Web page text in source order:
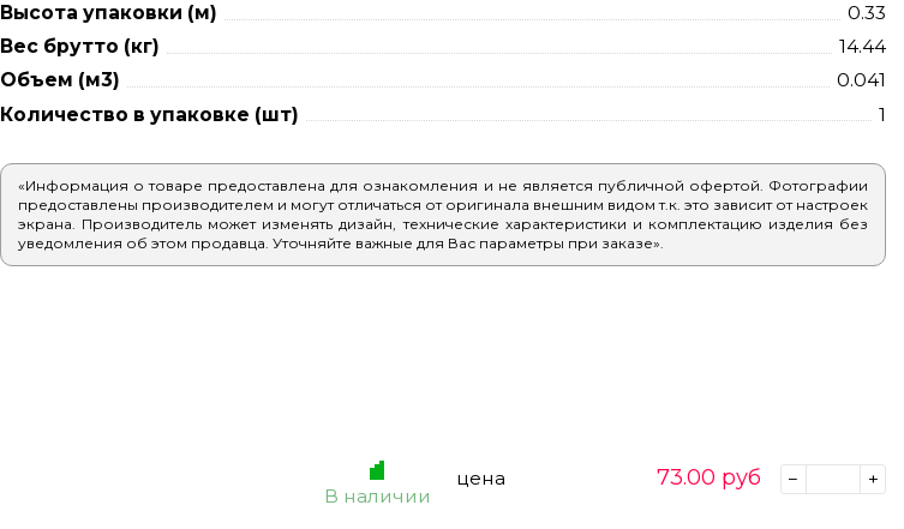
Высота упаковки (м)
0.33
Вес брутто (кг)
14.44
Объем (м3)
0.041
Количество в упаковке (шт)
1
«Информация о товаре предоставлена для ознакомления и не является публичной офертой. Фотографии
предоставлены производителем и могут отличаться от оригинала внешним видом т.к. это зависит от настроек
экрана. Производитель может изменять дизайн, технические характеристики и комплектацию изделия без
уведомления об этом продавца. Уточняйте важные для Вас параметры при заказе».
В наличии
цена 73.00 руб